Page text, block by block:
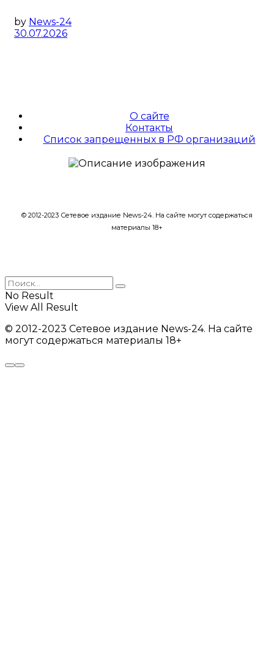
by News-24
30.07.2026
О сайте
Контакты
Список запрещенных в РФ организаций
© 2012-2023 Сетевое издание News-24. На сайте могут содержаться
материалы 18+
No Result
View All Result
© 2012-2023 Сетевое издание News-24. На сайте
могут содержаться материалы 18+